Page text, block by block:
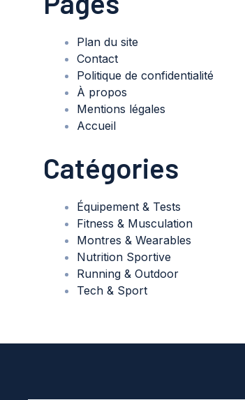
Plan du site
Contact
Politique de confidentialité
À propos
Mentions légales
Accueil
Catégories
Équipement & Tests
Fitness & Musculation
Montres & Wearables
Nutrition Sportive
Running & Outdoor
Tech & Sport